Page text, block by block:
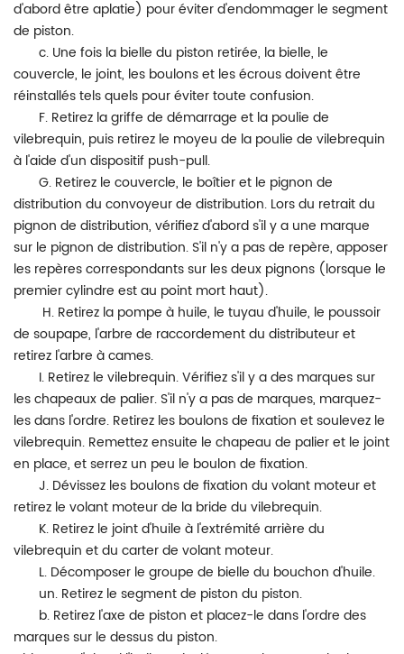
d'abord être aplatie) pour éviter d'endommager le segment
de piston.
c. Une fois la bielle du piston retirée, la bielle, le
couvercle, le joint, les boulons et les écrous doivent être
réinstallés tels quels pour éviter toute confusion.
F. Retirez la griffe de démarrage et la poulie de
vilebrequin, puis retirez le moyeu de la poulie de vilebrequin
à l'aide d'un dispositif push-pull.
G. Retirez le couvercle, le boîtier et le pignon de
distribution du convoyeur de distribution. Lors du retrait du
pignon de distribution, vérifiez d'abord s'il y a une marque
sur le pignon de distribution. S'il n'y a pas de repère, apposer
les repères correspondants sur les deux pignons (lorsque le
premier cylindre est au point mort haut).
H. Retirez la pompe à huile, le tuyau d'huile, le poussoir
de soupape, l'arbre de raccordement du distributeur et
retirez l'arbre à cames.
I. Retirez le vilebrequin. Vérifiez s'il y a des marques sur
les chapeaux de palier. S'il n'y a pas de marques, marquez-
les dans l'ordre. Retirez les boulons de fixation et soulevez le
vilebrequin. Remettez ensuite le chapeau de palier et le joint
en place, et serrez un peu le boulon de fixation.
J. Dévissez les boulons de fixation du volant moteur et
retirez le volant moteur de la bride du vilebrequin.
K. Retirez le joint d'huile à l'extrémité arrière du
vilebrequin et du carter de volant moteur.
L. Décomposer le groupe de bielle du bouchon d'huile.
un. Retirez le segment de piston du piston.
b. Retirez l'axe de piston et placez-le dans l'ordre des
marques sur le dessus du piston.